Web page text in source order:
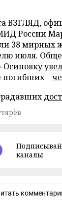
ВЗГЛЯД,
России
38 мирных
июля.
Осиповку
погибших –
каналы